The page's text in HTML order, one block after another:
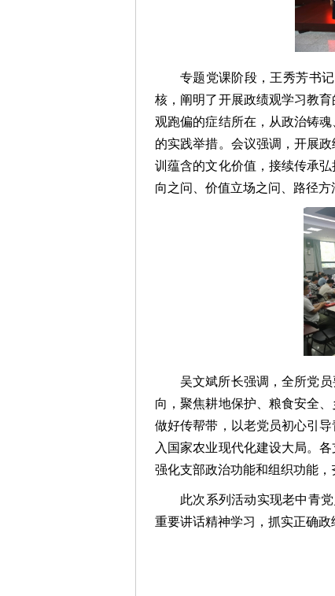
专题党课阶段，王秀芳书
核，阐明了开展政绩观学习教
观跑偏的症结所在，从政治铸
的实践举措。会议强调，开展
训蕴含的文化价值，接续传承
向之问、价值立场之问、路径
吴文斌所长强调，全所党
向，聚焦耕地保护、粮食安全
做好传帮带，以老党员初心引
入国家农业现代化建设大局。
强化支部政治功能和组织功能，
此次系列活动实现老中青
重要讲话精神学习，抓实正确